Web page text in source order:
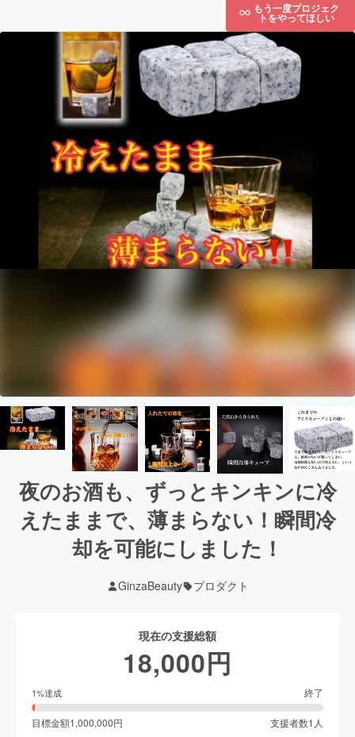
もう一度プロジェク
トをやってほしい
夜のお酒も、ずっとキンキンに冷
えたままで、薄まらない！瞬間冷
却を可能にしました！
GinzaBeauty プロダクト
現在の支援総額
18,000円
1%達成 終了
目標金額1,000,000円 支援者数1 人